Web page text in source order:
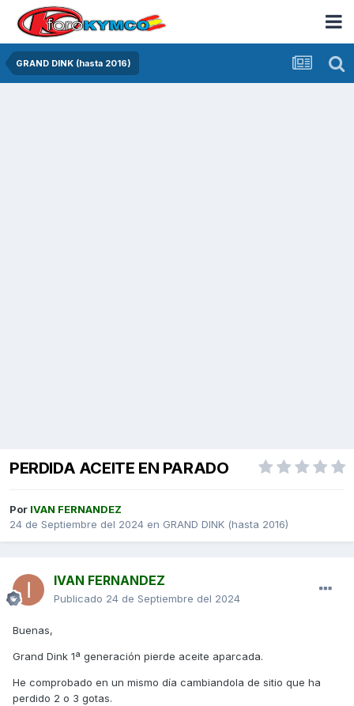
GRAND DINK (hasta 2016)
PERDIDA ACEITE EN PARADO
Por IVAN FERNANDEZ
24 de Septiembre del 2024 en GRAND DINK (hasta 2016)
IVAN FERNANDEZ
Publicado 24 de Septiembre del 2024
Buenas,
Grand Dink 1ª generación pierde aceite aparcada.
He comprobado en un mismo día cambiandola de sitio que ha
perdido 2 o 3 gotas.